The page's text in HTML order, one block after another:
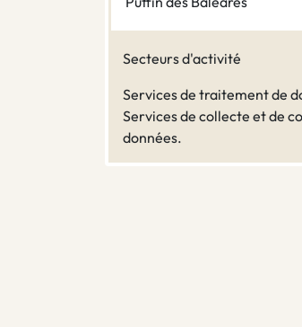
Secteurs d'activité
Services de traitement de
Services de collecte et de
données.